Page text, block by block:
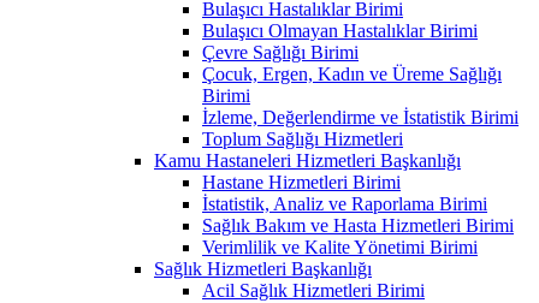
Bulaşıcı Hastalıklar Birimi
Bulaşıcı Olmayan Hastalıklar Birimi
Çevre Sağlığı Birimi
Çocuk, Ergen, Kadın ve Üreme Sağlığı
Birimi
İzleme, Değerlendirme ve İstatistik Birimi
Toplum Sağlığı Hizmetleri
Kamu Hastaneleri Hizmetleri Başkanlığı
Hastane Hizmetleri Birimi
İstatistik, Analiz ve Raporlama Birimi
Sağlık Bakım ve Hasta Hizmetleri Birimi
Verimlilik ve Kalite Yönetimi Birimi
Sağlık Hizmetleri Başkanlığı
Acil Sağlık Hizmetleri Birimi